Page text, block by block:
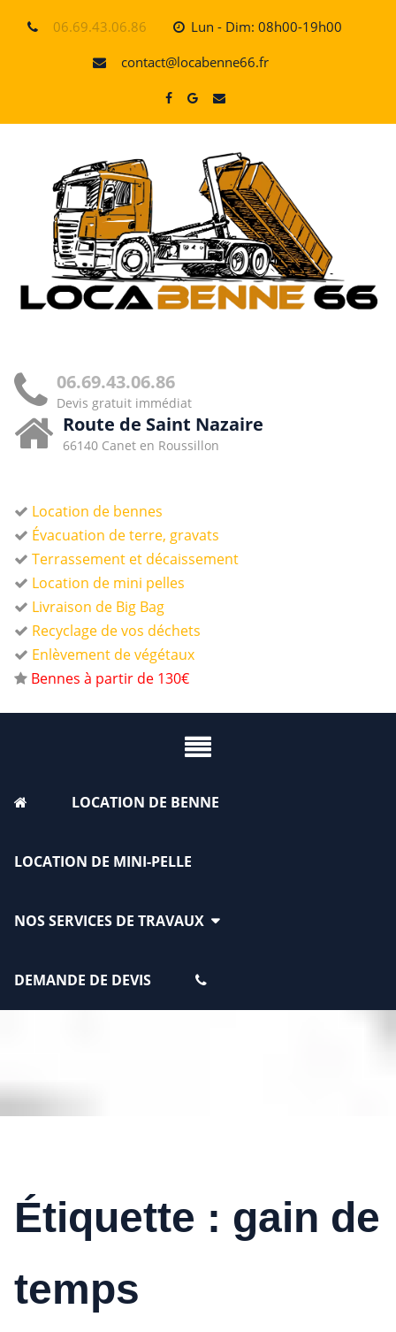
06.69.43.06.86
Lun - Dim: 08h00-19h00
contact@locabenne66.fr
06.69.43.06.86
Devis gratuit immédiat
Route de Saint Nazaire
66140 Canet en Roussillon
Location de bennes
Évacuation de terre, gravats
Terrassement et décaissement
Location de mini pelles
Livraison de Big Bag
Recyclage de vos déchets
Enlèvement de végétaux
Bennes à partir de 130€
LOCATION DE BENNE
LOCATION DE MINI-PELLE
NOS SERVICES DE TRAVAUX
DEMANDE DE DEVIS
Étiquette : gain de
temps